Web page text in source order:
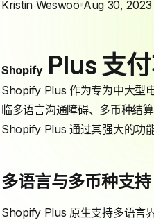
Kristin Weswoo Aug 30, 2023
ShopifyPlus 支
Shopify Plus 作为专为中大型
临多语言沟通障碍、多币种结
Shopify Plus 通过其强大的功
多语言与多币种支持
Shopify Plus 原生支持多语言